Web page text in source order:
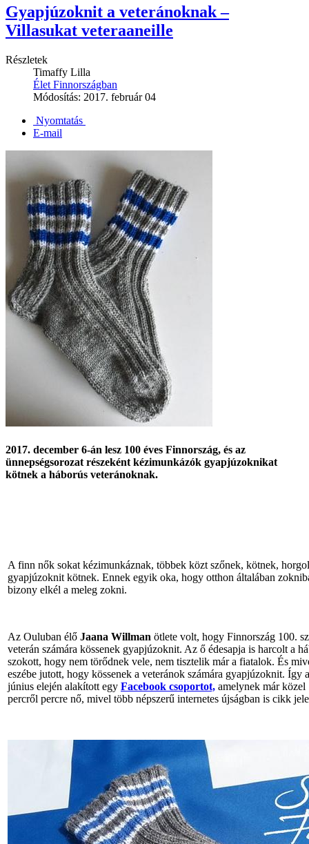
Gyapjúzoknit a veteránoknak –
Villasukat veteraaneille
Részletek
Timaffy Lilla
Élet Finnországban
Módosítás: 2017. február 04
Nyomtatás
E-mail
2017. december 6-án lesz 100 éves Finnország, és az
ünnepségsorozat részeként kézimunkázók gyapjúzoknikat
kötnek a háborús veteránoknak.
A finn nők sokat kézimunkáznak, többek közt szőnek, kötnek,
gyapjúzoknit kötnek. Ennek egyik oka, hogy otthon általában
bizony elkél a meleg zokni.
Az Ouluban élő Jaana Willman ötlete volt, hogy Finnország 100.
veterán számára kössenek gyapjúzoknit. Az ő édesapja is harcolt a
szokott, hogy nem törődnek vele, nem tisztelik már a fiatalok. És
eszébe jutott, hogy kössenek a veteránok számára gyapjúzoknit. Így
június elején alakított egy Facebook csoportot, amelynek már közel
percről percre nő, mivel több népszerű internetes újságban is cikk